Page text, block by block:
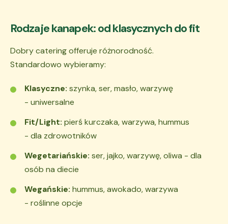
Rodzaje kanapek: od klasycznych do fit
Dobry catering offeruje różnorodność.
Standardowo wybieramy:
Klasyczne: szynka, ser, masło, warzywę
- uniwersalne
Fit/Light: pierś kurczaka, warzywa, hummus
- dla zdrowotników
Wegetariańskie: ser, jajko, warzywę, oliwa - dla
osób na diecie
Wegańskie: hummus, awokado, warzywa
- roślinne opcje